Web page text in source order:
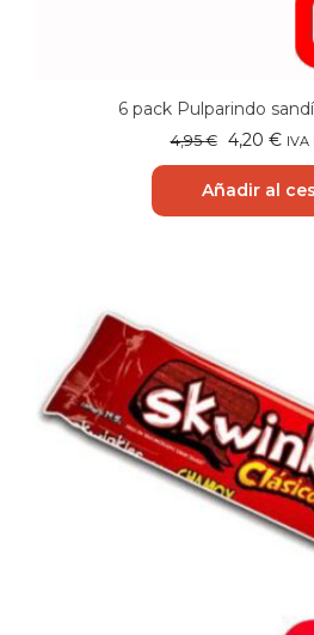
6 pack Pulparindo
4,95€
El
precio
original
era:
4,20 €El
es:
IVA
Añadir al